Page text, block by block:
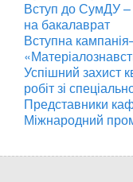
Вступ до СумДУ –
на бакалаврат
Вступна
Успішний захист
робіт зі
Представники
Міжнародний